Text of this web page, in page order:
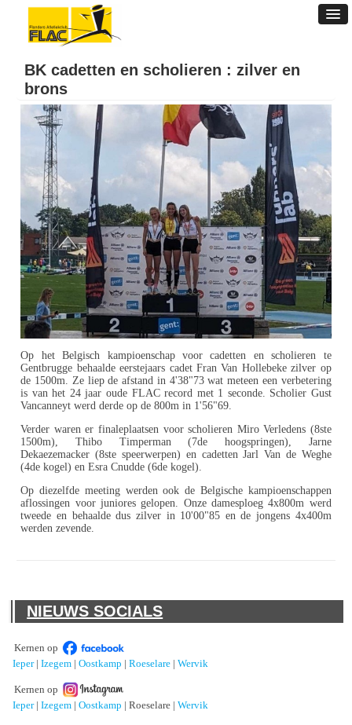
BK cadetten en scholieren : zilver en
brons
Op het Belgisch kampioenschap voor cadetten en scholieren te
Gentbrugge behaalde eerstejaars cadet Fran Van Hollebeke zilver op
de 1500m. Ze liep de afstand in 4'38"73 wat meteen een verbetering
is van het 24 jaar oude FLAC record met 1 seconde. Scholier Gust
Vancanneyt werd derde op de 800m in 1'56"69.
Verder waren er finaleplaatsen voor scholieren Miro Verledens (8ste
1500m), Thibo Timperman (7de hoogspringen), Jarne
Dekaezemacker (8ste speerwerpen) en cadetten Jarl Van de Weghe
(4de kogel) en Esra Cnudde (6de kogel).
Op diezelfde meeting werden ook de Belgische kampioenschappen
aflossingen voor juniores gelopen. Onze damesploeg 4x800m werd
tweede en behaalde dus zilver in 10'00"85 en de jongens 4x400m
werden zevende.
NIEUWS SOCIALS
Kernen op
Ieper|Izegem |Oostkamp |Roeselare |Wervik
Kernen op
Ieper|Izegem |Oostkamp | Roeselare |Wervik